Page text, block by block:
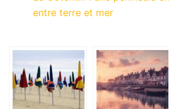
entre terre et mer